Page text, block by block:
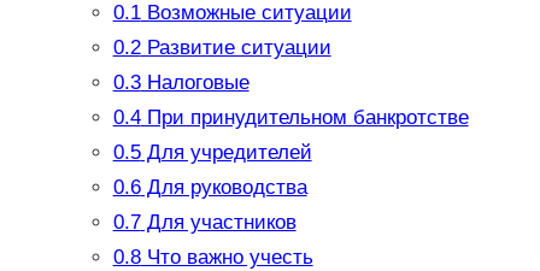
0.1Возможные ситуации
0.2Развитие ситуации
0.3Налоговые
0.4При принудительном банкротстве
0.5Для учредителей
0.6Для руководства
0.7Для участников
0.8Что важно учесть